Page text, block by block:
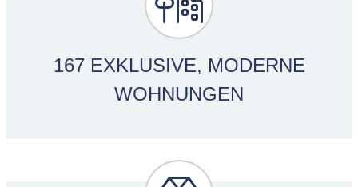
167EXKLUSIVE, MODERNE
WOHNUNGEN